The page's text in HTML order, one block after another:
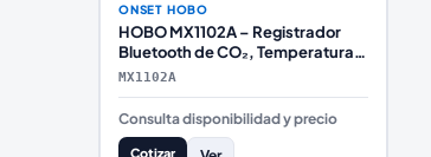
ONSET HOBO
HOBO MX1102A – Registrador
Bluetooth de CO₂, Temperatura y
Humedad Relativa
MX1102A
Consulta disponibilidad y precio
Cotizar